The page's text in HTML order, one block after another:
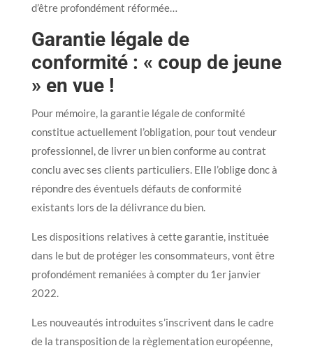
d’être profondément réformée…
Garantie légale de
conformité : « coup de jeune
» en vue !
Pour mémoire, la garantie légale de conformité
constitue actuellement l’obligation, pour tout vendeur
professionnel, de livrer un bien conforme au contrat
conclu avec ses clients particuliers. Elle l’oblige donc à
répondre des éventuels défauts de conformité
existants lors de la délivrance du bien.
Les dispositions relatives à cette garantie, instituée
dans le but de protéger les consommateurs, vont être
profondément remaniées à compter du 1er janvier
2022.
Les nouveautés introduites s’inscrivent dans le cadre
de la transposition de la règlementation européenne,